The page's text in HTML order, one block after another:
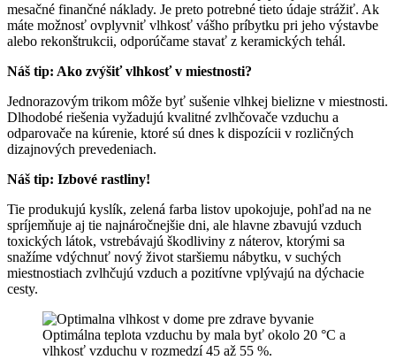
mesačné finančné náklady. Je preto potrebné tieto údaje strážiť. Ak
máte možnosť ovplyvniť vlhkosť vášho príbytku pri jeho výstavbe
alebo rekonštrukcii, odporúčame stavať z keramických tehál.
Náš tip: Ako zvýšiť vlhkosť v miestnosti?
Jednorazovým trikom môže byť sušenie vlhkej bielizne v miestnosti.
Dlhodobé riešenia vyžadujú kvalitné zvlhčovače vzduchu a
odparovače na kúrenie, ktoré sú dnes k dispozícii v rozličných
dizajnových prevedeniach.
Náš tip: Izbové rastliny!
Tie produkujú kyslík, zelená farba listov upokojuje, pohľad na ne
spríjemňuje aj tie najnáročnejšie dni, ale hlavne zbavujú vzduch
toxických látok, vstrebávajú škodliviny z náterov, ktorými sa
snažíme vdýchnuť nový život staršiemu nábytku, v suchých
miestnostiach zvlhčujú vzduch a pozitívne vplývajú na dýchacie
cesty.
Optimálna teplota vzduchu by mala byť okolo 20 °C a
vlhkosť vzduchu v rozmedzí 45 až 55 %.